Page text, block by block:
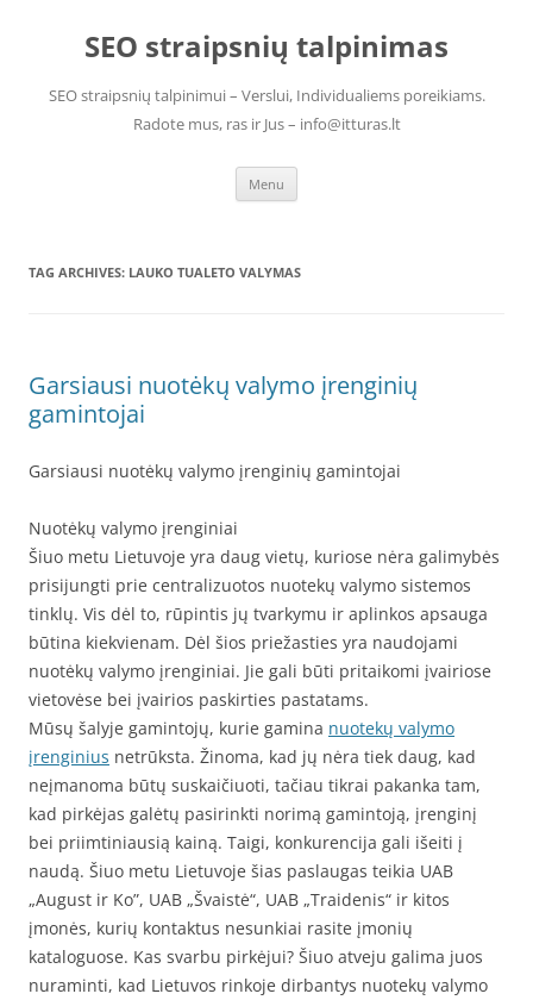
contentSEO straipsnių talpinimas
SEO straipsnių talpinimui – Verslui, Individualiems poreikiams.
Radote mus, ras ir Jus – info@itturas.lt
Menu
TAG ARCHIVES: LAUKO TUALETO VALYMAS
Garsiausi nuotėkų valymo įrenginių
gamintojai
Garsiausi nuotėkų valymo įrenginių gamintojai
Nuotėkų valymo įrenginiai
Šiuo metu Lietuvoje yra daug vietų, kuriose nėra galimybės
prisijungti prie centralizuotos nuotekų valymo sistemos
tinklų. Vis dėl to, rūpintis jų tvarkymu ir aplinkos apsauga
būtina kiekvienam. Dėl šios priežasties yra naudojami
nuotėkų valymo įrenginiai. Jie gali būti pritaikomi įvairiose
vietovėse bei įvairios paskirties pastatams.
Mūsų šalyje gamintojų, kurie gamina nuotekų valymo
įrenginius netrūksta. Žinoma, kad jų nėra tiek daug, kad
neįmanoma būtų suskaičiuoti, tačiau tikrai pakanka tam,
kad pirkėjas galėtų pasirinkti norimą gamintoją, įrenginį
bei priimtiniausią kainą. Taigi, konkurencija gali išeiti į
naudą. Šiuo metu Lietuvoje šias paslaugas teikia UAB
„August ir Ko”, UAB „Švaistė“, UAB „Traidenis“ ir kitos
įmonės, kurių kontaktus nesunkiai rasite įmonių
kataloguose. Kas svarbu pirkėjui? Šiuo atveju galima juos
nuraminti, kad Lietuvos rinkoje dirbantys nuotekų valymo